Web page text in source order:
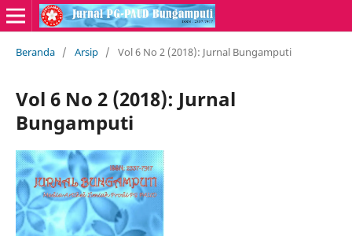
Beranda / Arsip / Vol 6 No 2 (2018): Jurnal Bungamputi
Vol 6 No 2 (2018): Jurnal
Bungamputi